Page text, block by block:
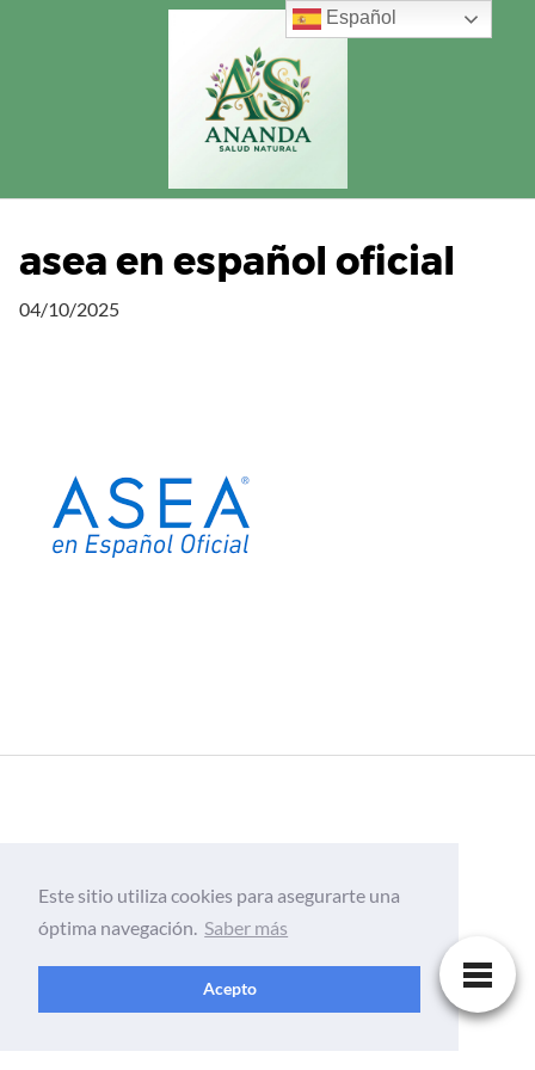
asea en español oficial
04/10/2025
Español
Este sitio utiliza cookies para asegurarte una
óptima navegación. Saber más
Acepto